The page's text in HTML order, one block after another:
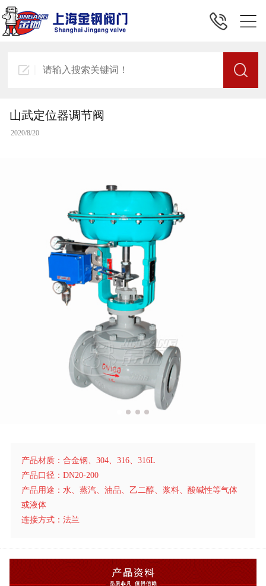
山武定位器调节阀
2020/8/20
产品材质：合金钢、304、316、316L
产品口径：DN20-200
产品用途：水、蒸汽、油品、乙二醇、浆料、酸碱性等气体
或液体
连接方式：法兰